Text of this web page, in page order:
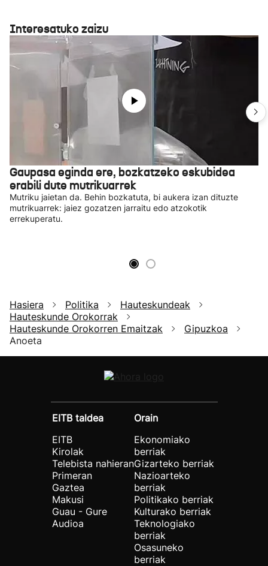
Interesatuko zaizu
Gaupasa eginda ere, bozkatzeko eskubidea
erabili dute mutrikuarrek
Mutriku jaietan da. Behin bozkatuta, bi aukera izan dituzte
mutrikuarrek: jaiez gozatzen jarraitu edo atzokotik
errekuperatu.
Hasiera Politika
Hauteskundeak
Hauteskunde Orokorrak
Hauteskunde Orokorren Emaitzak
Gipuzkoa
Anoeta
EITB taldea
EITB
Kirolak
Telebista nahieran
Primeran
Gaztea
Makusi
Guau - Gure
Audioa
Orain
Ekonomiako
berriak
Gizarteko berriak
Nazioarteko
berriak
Politikako berriak
Kulturako berriak
Teknologiako
berriak
Osasuneko
berriak